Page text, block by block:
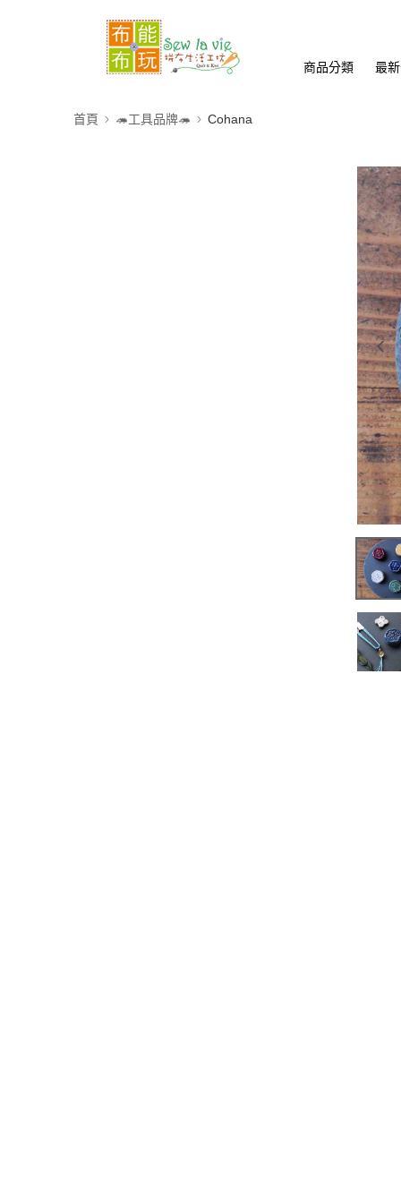
商品分類 最
首頁 🦔工具品牌🦔 Cohana